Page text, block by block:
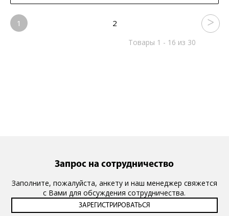
1 2
Товары 1 - 16 из 30
Запрос на сотрудничество
Заполните, пожалуйста, анкету и наш менеджер свяжется
с Вами для обсуждения сотрудничества.